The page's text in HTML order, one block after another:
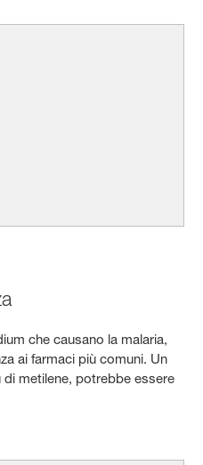
che causano la malaria,
ai farmaci più comuni. Un
metilene, potrebbe essere